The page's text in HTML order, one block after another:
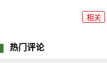
相关
热门评论